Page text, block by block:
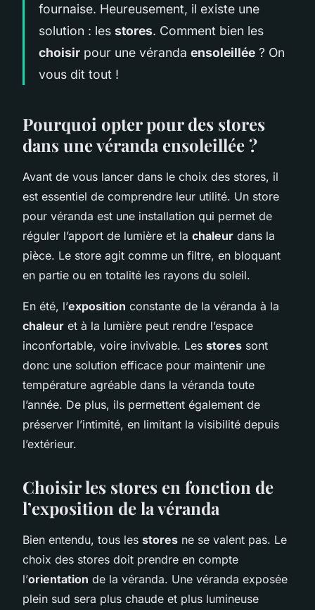
fournaise. Heureusement, il existe une
solution : les stores. Comment bien les
choisir pour une véranda ensoleillée ? On
vous dit tout !
Pourquoi opter pour des stores
dans une véranda ensoleillée ?
Avant de vous lancer dans le choix des stores, il
est essentiel de comprendre leur utilité. Un store
pour véranda est une installation qui permet de
réguler l’apport de lumière et la chaleur dans la
pièce. Le store agit comme un filtre, en bloquant
en partie ou en totalité les rayons du soleil.
En été, l’exposition constante de la véranda à la
chaleur et à la lumière peut rendre l’espace
inconfortable, voire invivable. Les stores sont
donc une solution efficace pour maintenir une
température agréable dans la véranda toute
l’année. De plus, ils permettent également de
préserver l’intimité, en limitant la visibilité depuis
l’extérieur.
Choisir les stores en fonction de
l’exposition de la véranda
Bien entendu, tous les stores ne se valent pas. Le
choix des stores doit prendre en compte
l’orientation de la véranda. Une véranda exposée
plein sud sera plus chaude et plus lumineuse